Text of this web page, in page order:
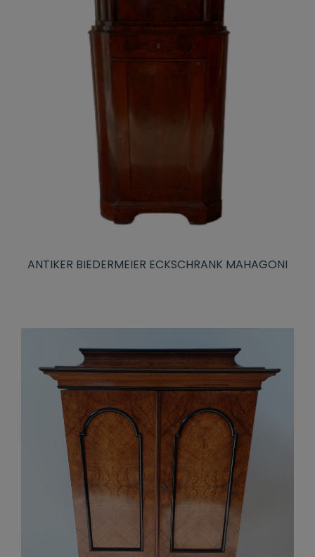
ANTIKER BIEDERMEIER ECKSCHRANK MAHAGONI